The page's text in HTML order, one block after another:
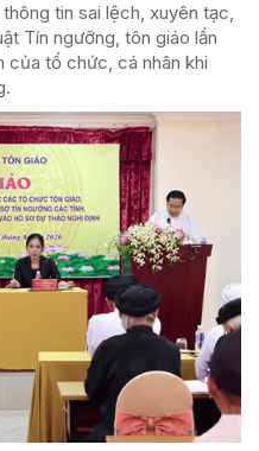
tin sai lệch, xuyên tạc,
Tín ngưỡng, tôn giáo lần
của tổ chức, cá nhân khi